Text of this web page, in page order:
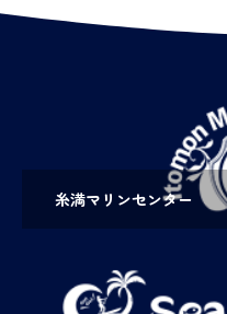
糸満マリンセンター